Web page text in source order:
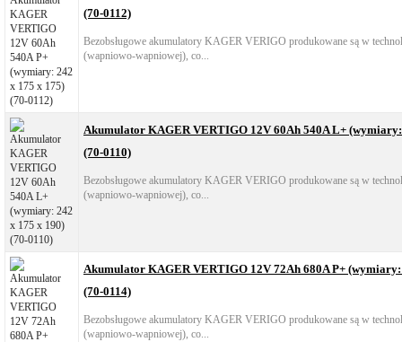
(70-0112)
Bezobsługowe akumulatory KAGER VERIGO produkowane są w
(wapniowo-wapniowej), co...
Akumulator KAGER VERTIGO 12V 60Ah 540A L+ (wymiary:
(70-0110)
Bezobsługowe akumulatory KAGER VERIGO produkowane są w
(wapniowo-wapniowej), co...
Akumulator KAGER VERTIGO 12V 72Ah 680A P+ (wymiary:
(70-0114)
Bezobsługowe akumulatory KAGER VERIGO produkowane są w
(wapniowo-wapniowej), co...